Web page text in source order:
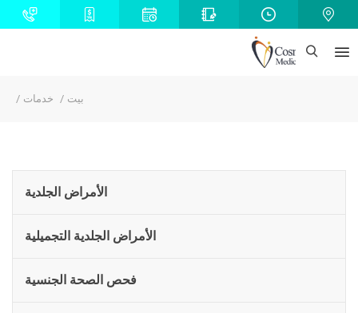
بيت خدمات
الأمراض الجلدية
الأمراض الجلدية التجميلية
فحص الصحة الجنسية